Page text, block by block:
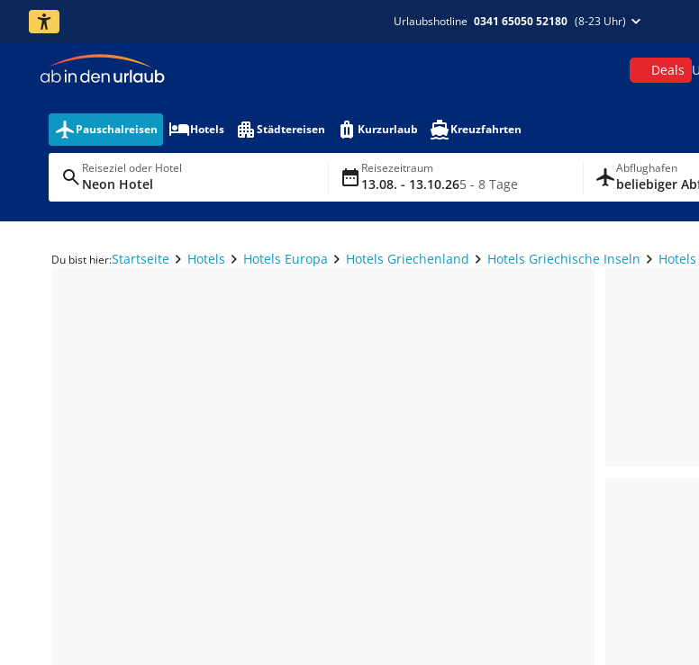
Urlaubshotline 0341 65050 52180 (8-23 Uhr)
Deals
Pauschalreisen Hotels Städtereisen Kurzurlaub Kreuzfahrten
Reiseziel oder Hotel
Neon Hotel
Reisezeitraum
13.08. - 13.10.265 - 8 Tage
Abflughafen
beliebiger
Du bist hier:Startseite Hotels Hotels Europa Hotels Griechenland Hotels Griechische Inseln